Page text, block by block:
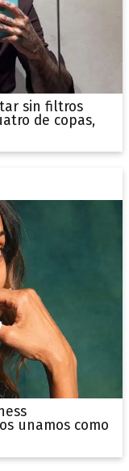
sin filtros
de copas,
unamos como